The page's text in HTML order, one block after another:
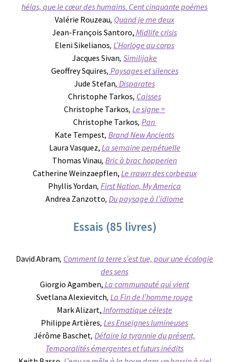
hélas, que le cœur des humains. Cent cinquante poèmes
Valérie Rouzeau, Quand je me deux
Jean-François Santoro, Midlife crisis
Eleni Sikelianos, L’Horloge au corps
Jacques Sivan, Similijake
Geoffrey Squires, Paysages et silences
Jude Stefan, Disparates
Christophe Tarkos, Caisses
Christophe Tarkos, Le signe =
Christophe Tarkos, Pan
Kate Tempest, Brand New Ancients
Laura Vasquez, La semaine perpétuelle
Thomas Vinau, Bric à brac hopperien
Catherine Weinzaepflen, Le rrawrr des corbeaux
Phyllis Yordan, First Nation, My America
Andrea Zanzotto, Du paysage à l’idiome
Essais (85 livres)
David Abram, Comment la terre s’est tue, pour une écologie
des sens
Giorgio Agamben, La communauté qui vient
Svetlana Alexievitch, La Fin de l’homme rouge
Mark Alizart, Informatique céleste
Philippe Artières, Les Enseignes lumineuses
Jérôme Baschet, Défaire la tyrannie du présent,
Temporalités émergentes et futurs inédits